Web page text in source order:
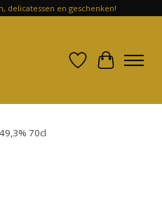
delicatessen en geschenken!
Verlanglijst
70cl